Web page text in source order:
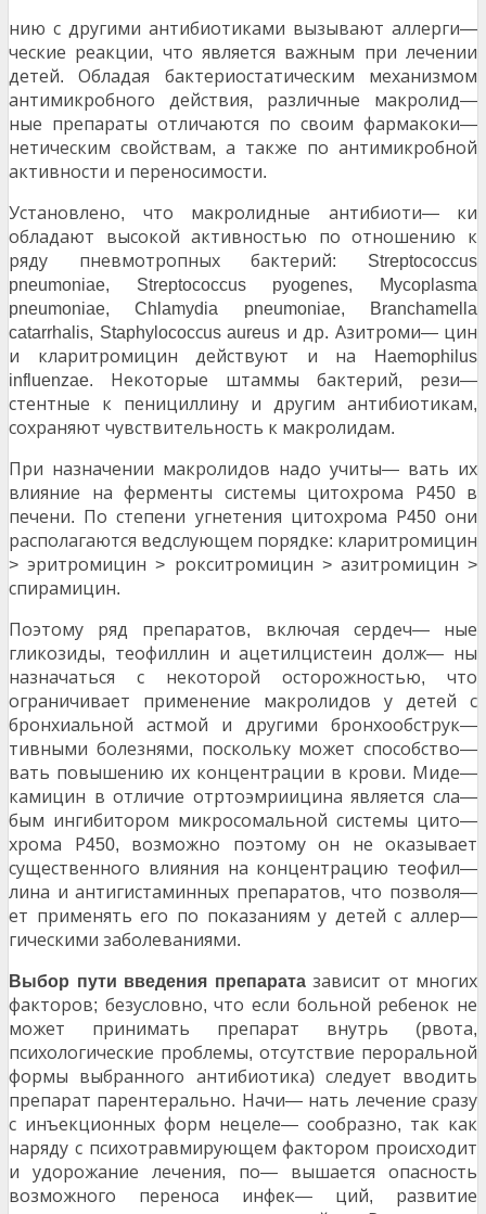
нию с другими антибиотиками вызывают аллерги—
ческие реакции, что является важным при лечении
детей.Обладая бактериостатическим механизмом
антимикробного действия, различные макролид—
ные препараты отличаются по своим фармакоки—
нетическим свойствам, а также по антимикробной
активности и переносимости.
Установлено, что макролидные антибиоти—ки
обладают высокой активностью по отношению к
ряду пневмотропных бактерий:
Streptococcus
pneumoniae, Streptococcus pyogenes,
Mycoplasma
pneumoniae, Chlamydia pneumoniae,
Branchamella
catarrhalis, Staphylococсus aureus и др. Азитроми—цин
и кларитромицин действуют и на
Haemophilus
influenzae.
Некоторые штаммы бактерий, рези—
стентные к пенициллину и другим антибиотикам,
сохраняют чувствительность к макролидам.
При назначении макролидов надо учиты— вать их
влияние на ферменты системы цитохрома Р450 в
печени. По степени угнетения цитохрома Р450они
располагаются ведслующем порядке: кларитромицин
>эритромицин> рокситромицин >азитромицин>
спирамицин.
Поэтому ряд препаратов, включая сердеч—ные
гликозиды, теофиллин и ацетилцистеин долж— ны
назначаться с некоторой осторожностью,
что
ограничивает применение макролидов у детей с
бронхиальной астмой и другими бронхообструк—
тивными болезнями, поскольку может способство—
вать повышению их концентрации в крови. Миде—
камицин в отличие отртоэмриицина является сла—
бым ингибитором микросомальной системы цито—
хрома Р450, возможно поэтому он не оказывает
существенного влияния на концентрацию теофил—
лина и антигистаминных препаратов,что позволя—
ет применять его по показаниям у детей с аллер—
гическими заболеваниями.
Выбор пути введения препарата зависит от многих
факторов; безусловно,что если больной ребенок не
может принимать препарат внутрь
(рвота,
психологические проблемы, отсутствие пероральной
формы выбранного антибиотика)следует вводить
препарат парентерально. Начи—нать лечение сразу
с инъекционных форм нецеле— сообразно, так как
наряду с психотравмирующем фактором происходит
и удорожание лечения, по—
вышается опасность
возможного переноса инфек— ций,
развитие